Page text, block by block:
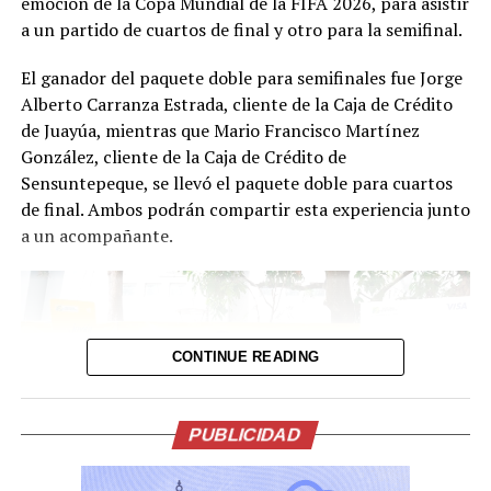
Comparte esto:
Facebook
Me gusta esto:
región.
Cabe destacar que TagAirlines vive una nueva era que
incluye la modernización de su flota con aeronaves ATR-
72 de última generación, consideradas las más seguras y
ecológicas para la operación de aerolíneas regionales,
con capacidad para transportar 72 pasajeros.
TagAirlines es la aerolínea bandera de Guatemala y
aerolínea del Mundo Maya, que desde hace 60 años
mantiene un firme compromiso con la conectividad
Facebook X
a un partido de cuartos de final y otro para la semifinal.
El ganador del paquete doble para semifinales fue Jorge
Alberto Carranza Estrada, cliente de la Caja de Crédito
de Juayúa, mientras que Mario Francisco Martínez
González, cliente de la Caja de Crédito de
Sensuntepeque, se llevó el paquete doble para cuartos
de final. Ambos podrán compartir esta experiencia junto
a un acompañante.
CONTINUE READING
PUBLICIDAD